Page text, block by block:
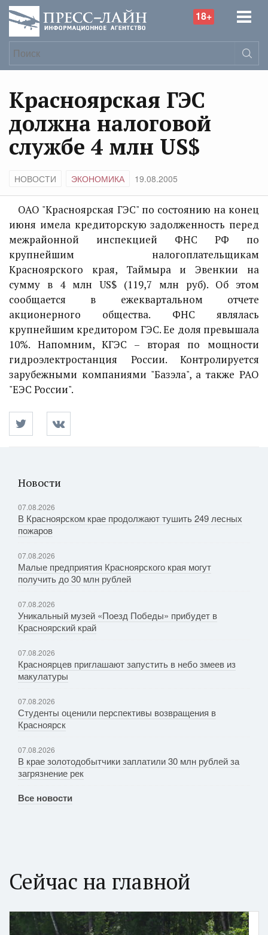
18+
Красноярская ГЭС
должна налоговой
службе 4 млн US$
НОВОСТИ ЭКОНОМИКА 19.08.2005
ОАО "Красноярская ГЭС" по состоянию на конец
июня имела кредиторскую задолженность перед
межрайонной инспекцией ФНС РФ по
крупнейшим налогоплательщикам
Красноярского края, Таймыра и Эвенкии на
сумму в 4 млн US$ (119,7 млн руб). Об этом
сообщается в ежеквартальном отчете
акционерного общества. ФНС являлась
крупнейшим кредитором ГЭС. Ее доля превышала
10%. Напомним, КГЭС – вторая по мощности
гидроэлектростанция России. Контролируется
зарубежными компаниями "Базэла", а также РАО
"ЕЭС России".
Новости
07.08.2026
В Красноярском крае продолжают тушить 249 лесных
пожаров
07.08.2026
Малые предприятия Красноярского края могут
получить до 30 млн рублей
07.08.2026
Уникальный музей «Поезд Победы» прибудет в
Красноярский край
07.08.2026
Красноярцев приглашают запустить в небо змеев из
макулатуры
07.08.2026
Студенты оценили перспективы возвращения в
Красноярск
07.08.2026
В крае золотодобытчики заплатили 30 млн рублей за
загрязнение рек
Все новости
Сейчас на главной